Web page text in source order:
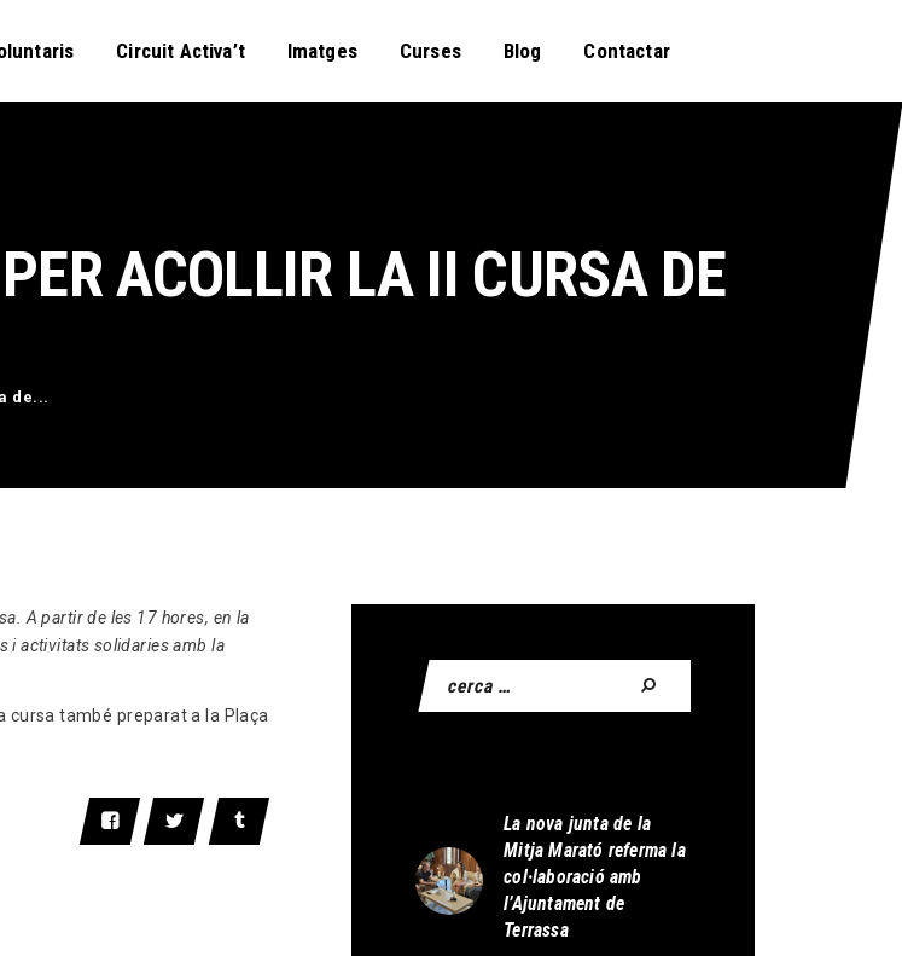
Circuit Activa’t Imatges Curses Blog Contactar
ACOLLIR LA II CURSA DE
de...
A partir de les 17 hores, en la
i activitats solidaries amb la
cursa també preparat a la Plaça
La nova junta de la
Mitja Marató referma la
col·laboració amb
l’Ajuntament de
Terrassa